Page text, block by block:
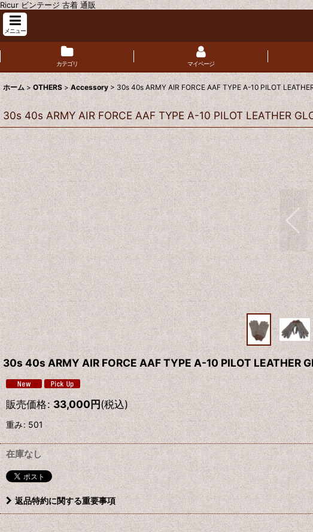
Ricur ビンテージ 古着 通販
メニュー
カテゴリ マイページ
ホーム > OTHERS > Accessory > 30s 40s ARMY AIR FORCE AAF TYPE A-10 PILOT
30s 40s ARMY AIR FORCE AAF TYPE A-10 PILOT LEATHER
30s 40s ARMY AIR FORCE AAF TYPE A-10 PILOT LEATHER
販売価格: 33,000円(税込)
重み: 501
在庫なし
返品特約に関する重要事項